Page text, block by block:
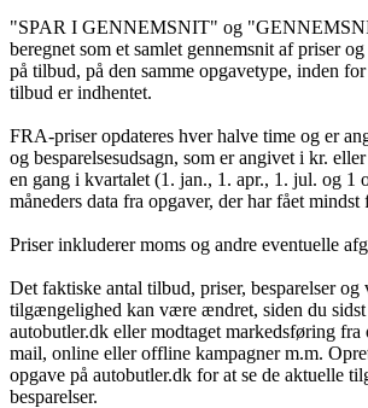
"SPAR I GENNEMSNIT" og
beregnet som et samlet gennemsnit af priser
på tilbud, på den samme opgavetype, inden
tilbud er indhentet.
FRA-priser opdateres hver halve time og er
og besparelsesudsagn, som er angivet i kr.
en gang i kvartalet (1. jan., 1. apr., 1. jul. og 1
måneders data fra opgaver, der har fået
Priser inkluderer moms og andre eventuelle
Det faktiske antal tilbud, priser, besparelser og
tilgængelighed kan være ændret, siden du sidst
autobutler.dk eller modtaget markedsføring fra
mail, online eller offline kampagner m.m.
opgave på autobutler.dk for at se de aktuelle
besparelser.